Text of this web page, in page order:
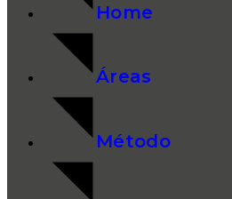
Home
Áreas
Método